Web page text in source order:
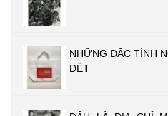
NHỮNG ĐẶC TÍNH
DỆT